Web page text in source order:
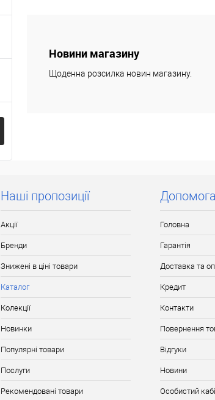
Порівняння
покупець).
Новини магазину
Щоденна розсилка новин магазину.
Наші пропозиції
Акції
Бренди
Знижені в ціні товари
Каталог
Колекції
Новинки
Популярні товари
Послуги
Рекомендовані товари
Допомога
Головна
Гарантія
Доставка та
Кредит
Контакти
Повернення
Відгуки
Новини
Особистий